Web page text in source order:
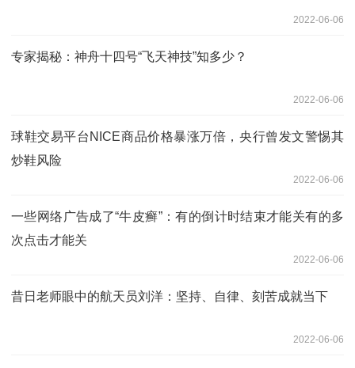
2022-06-06
专家揭秘：神舟十四号“飞天神技”知多少？
2022-06-06
球鞋交易平台NICE商品价格暴涨万倍，央行曾发文警惕其
炒鞋风险
2022-06-06
一些网络广告成了“牛皮癣”：有的倒计时结束才能关有的多
次点击才能关
2022-06-06
昔日老师眼中的航天员刘洋：坚持、自律、刻苦成就当下
2022-06-06